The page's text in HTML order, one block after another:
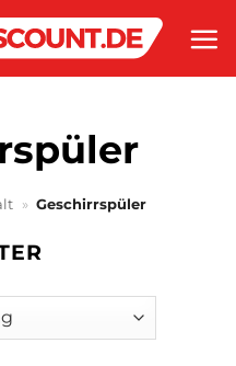
» Geschirrspüler